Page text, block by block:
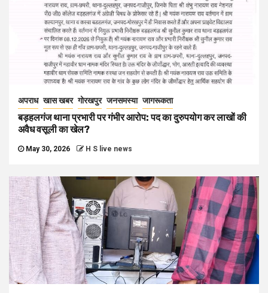
अपराध खास खबर गोरखपुर जनसमस्या जागरूकता
बड़हलगंज थाना प्रभारी पर गंभीर आरोप: पद का दुरुपयोग कर लाखों की
अवैध वसूली का खेल?
May 30, 2026 H S live news